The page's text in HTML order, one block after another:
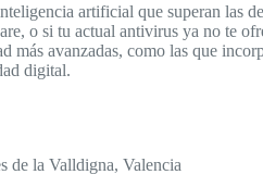
artificial que superan las
o si tu actual antivirus ya no te
más avanzadas, como las que
digital.
de la Valldigna, Valencia